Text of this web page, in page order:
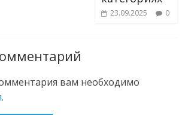
23.09.2025 0
вам необходимо
.